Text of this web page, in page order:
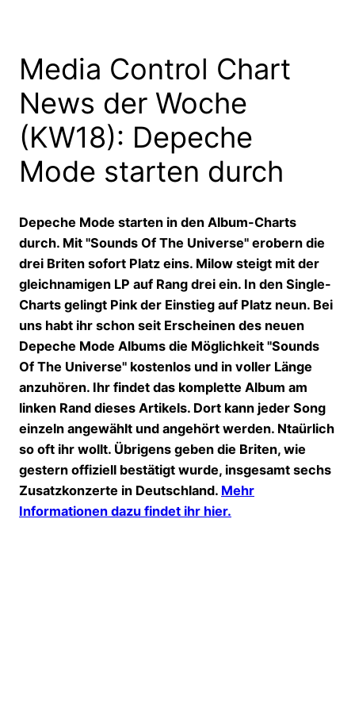
Media Control Chart
News der Woche
(KW18): Depeche
Mode starten durch
Depeche Mode starten in den Album-Charts
durch. Mit "Sounds Of The Universe" erobern die
drei Briten sofort Platz eins. Milow steigt mit der
gleichnamigen LP auf Rang drei ein. In den Single-
Charts gelingt Pink der Einstieg auf Platz neun. Bei
uns habt ihr schon seit Erscheinen des neuen
Depeche Mode Albums die Möglichkeit "Sounds
Of The Universe" kostenlos und in voller Länge
anzuhören. Ihr findet das komplette Album am
linken Rand dieses Artikels. Dort kann jeder Song
einzeln angewählt und angehört werden. Ntaürlich
so oft ihr wollt. Übrigens geben die Briten, wie
gestern offiziell bestätigt wurde, insgesamt sechs
Zusatzkonzerte in Deutschland. Mehr
Informationen dazu findet ihr hier.